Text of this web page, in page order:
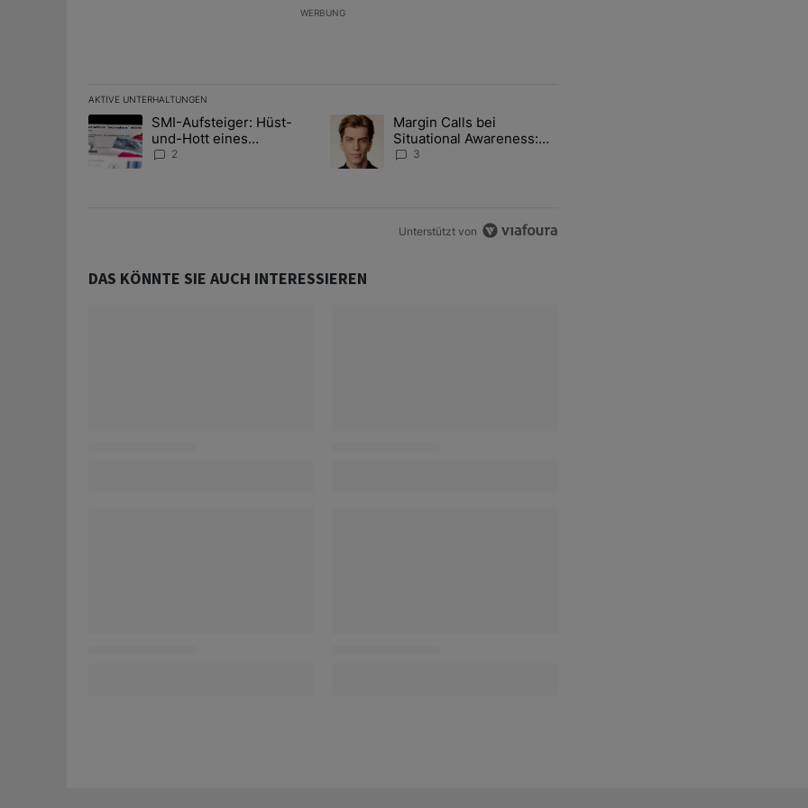
WERBUNG
AKTIVE UNTERHALTUNGEN
Das Folgende ist eine Liste der am meisten kommentierten Artikel der letzten 7 days.
Ein Trendartikel mit dem Titel "SMI-Aufsteiger: Hüst-und-Hott eines Anlagestrategen" mit 2 kommentare.
SMI-Aufsteiger: Hüst-
und-Hott eines
Anlagestrategen
2
Ein Trendartikel mit dem Titel "Margin Calls bei Situational Awareness: Alles
Margin Calls bei
Situational Awareness:
Alles über den Retter-
3
Unterstützt von
DAS KÖNNTE SIE AUCH INTERESSIEREN